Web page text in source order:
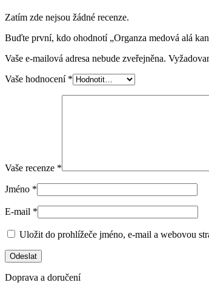
Zatím zde nejsou žádné recenze.
Buďte první, kdo ohodnotí „Organza medová alá
Vaše e-mailová adresa nebude zveřejněna.
Vaše hodnocení *
Vaše recenze *
Jméno *
E-mail *
Uložit do prohlížeče jméno, e-mail a webovou
Doprava a doručení